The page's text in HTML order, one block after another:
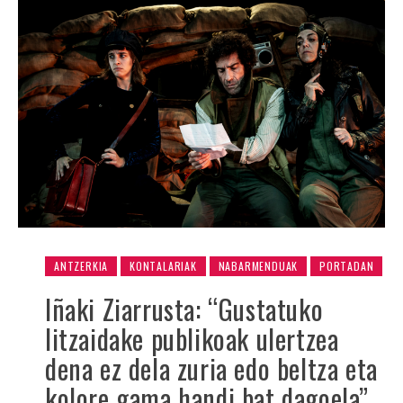
ANTZERKIA KONTALARIAK NABARMENDUAK PORTADAN
Iñaki Ziarrusta: “Gustatuko
litzaidake publikoak ulertzea
dena ez dela zuria edo beltza eta